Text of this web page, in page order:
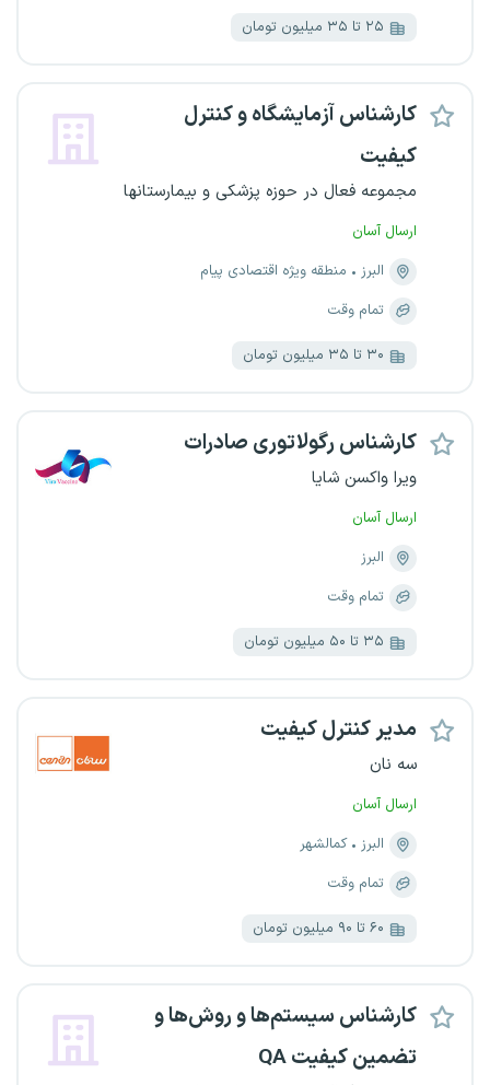
۲۵ تا ۳۵ میلیون تومان
کارشناس آزمایشگاه و کنترل
کیفیت
مجموعه فعال در حوزه پزشکی و بیمارستانها
ارسال آسان
البرز
منطقه ویژه اقتصادی پیام
تمام وقت
۳۰ تا ۳۵ میلیون تومان
کارشناس رگولاتوری صادرات
ویرا واکسن شایا
ارسال آسان
البرز
تمام وقت
۳۵ تا ۵۰ میلیون تومان
مدیر کنترل کیفیت
سه نان
ارسال آسان
البرز
کمالشهر
تمام وقت
۶۰ تا ۹۰ میلیون تومان
کارشناس سیستم‌ها و روش‌ها و
تضمین کیفیت QA